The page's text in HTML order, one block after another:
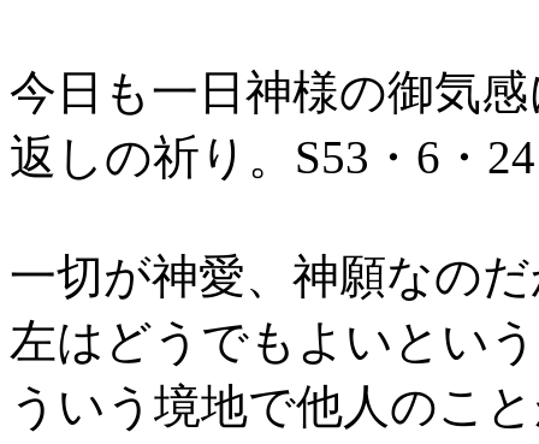
今日も一日神様の御気
返しの祈り。S53・6・24
一切が神愛、神願なの
左はどうでもよいとい
ういう境地で他人のこ